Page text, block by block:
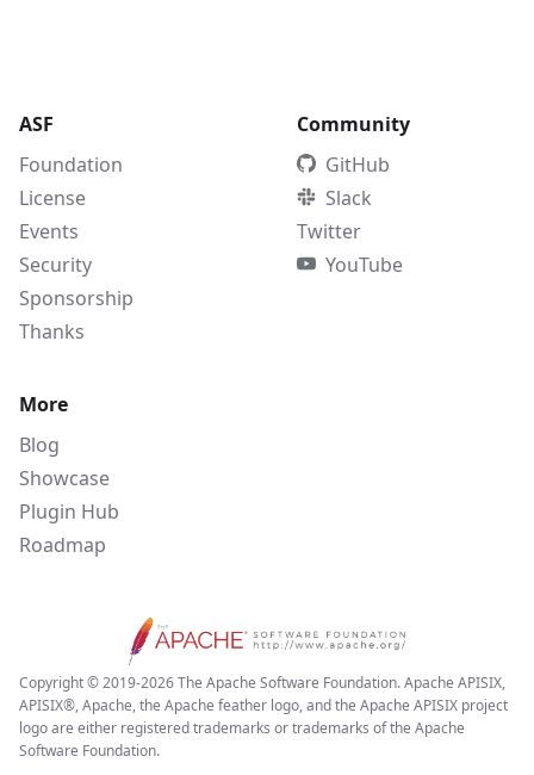
ASF
Foundation
License
Events
Security
Sponsorship
Thanks
Community
GitHub
Slack
Twitter
YouTube
More
Blog
Showcase
Plugin Hub
Roadmap
Copyright © 2019-2026 The Apache Software Foundation. Apache APISIX,
APISIX®, Apache, the Apache feather logo, and the Apache APISIX project
logo are either registered trademarks or trademarks of the Apache
Software Foundation.